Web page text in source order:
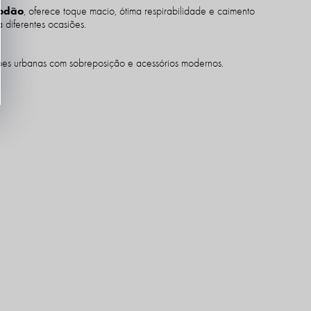
, oferece toque macio, ótima respirabilidade e caimento
diferentes ocasiões.
urbanas com sobreposição e acessórios modernos.